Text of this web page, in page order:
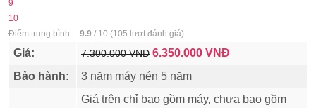
9
10
Điểm trung bình:
9.9 / 10 (105 lượt đánh giá)
Giá: 7.300.000 VNĐ 6.350.000 VNĐ
Bảo hành:
3 năm máy nén 5 năm
Giá trên chỉ bao gồm máy, chưa bao gồm